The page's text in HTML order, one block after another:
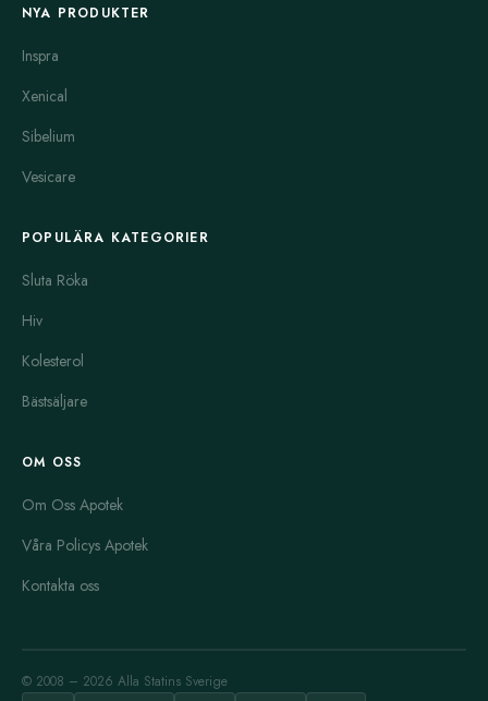
NYA PRODUKTER
Inspra
Xenical
Sibelium
Vesicare
POPULÄRA KATEGORIER
Sluta Röka
Hiv
Kolesterol
Bästsäljare
OM OSS
Om Oss Apotek
Våra Policys Apotek
Kontakta oss
© 2008 – 2026 Alla Statins Sverige